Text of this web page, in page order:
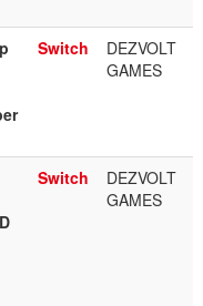
Switch
DEZVOLT
GAMES
Switch
DEZVOLT
GAMES